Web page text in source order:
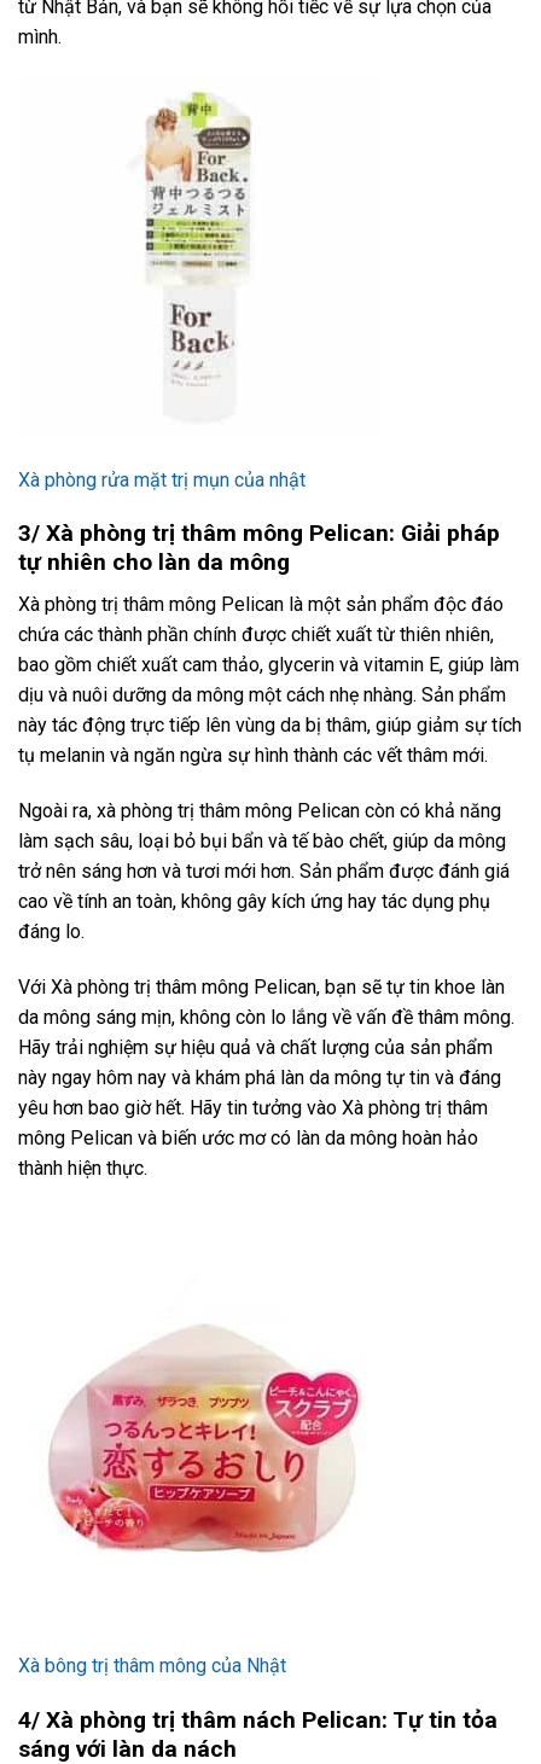
từ Nhật Bản, và bạn sẽ không hối tiếc về sự lựa chọn của
mình.
Xà phòng rửa mặt trị mụn của nhật
3/ Xà phòng trị thâm mông Pelican: Giải pháp
tự nhiên cho làn da mông
Xà phòng trị thâm mông Pelican là một sản phẩm độc đáo
chứa các thành phần chính được chiết xuất từ thiên nhiên,
bao gồm chiết xuất cam thảo, glycerin và vitamin E, giúp làm
dịu và nuôi dưỡng da mông một cách nhẹ nhàng. Sản phẩm
này tác động trực tiếp lên vùng da bị thâm, giúp giảm sự tích
tụ melanin và ngăn ngừa sự hình thành các vết thâm mới.
Ngoài ra, xà phòng trị thâm mông Pelican còn có khả năng
làm sạch sâu, loại bỏ bụi bẩn và tế bào chết, giúp da mông
trở nên sáng hơn và tươi mới hơn. Sản phẩm được đánh giá
cao về tính an toàn, không gây kích ứng hay tác dụng phụ
đáng lo.
Với Xà phòng trị thâm mông Pelican, bạn sẽ tự tin khoe làn
da mông sáng mịn, không còn lo lắng về vấn đề thâm mông.
Hãy trải nghiệm sự hiệu quả và chất lượng của sản phẩm
này ngay hôm nay và khám phá làn da mông tự tin và đáng
yêu hơn bao giờ hết. Hãy tin tưởng vào Xà phòng trị thâm
mông Pelican và biến ước mơ có làn da mông hoàn hảo
thành hiện thực.
Xà bông trị thâm mông của Nhật
4/ Xà phòng trị thâm nách Pelican: Tự tin tỏa
sáng với làn da nách